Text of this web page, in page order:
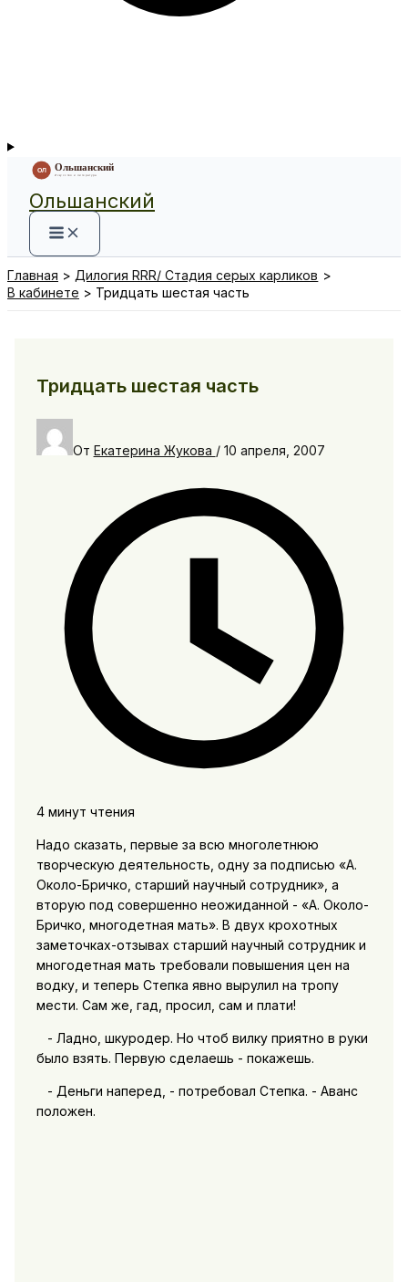
Ольшанский
Главная
Дилогия RRR/ Стадия серых карликов
В кабинете
Тридцать шестая часть
Тридцать шестая часть
От Екатерина Жукова / 10 апреля, 2007
4 минут чтения
Надо сказать, первые за всю многолетнюю
творческую деятельность, одну за подписью «А.
Около-Бричко, старший научный сотрудник», а
вторую под совершенно неожиданной - «А. Около-
Бричко, многодетная мать». В двух крохотных
заметочках-отзывах старший научный сотрудник и
многодетная мать требовали повышения цен на
водку, и теперь Степка явно вырулил на тропу
мести. Сам же, гад, просил, сам и плати!
- Ладно, шкуродер. Но чтоб вилку приятно в руки
было взять. Первую сделаешь - покажешь.
- Деньги наперед, - потребовал Степка. - Аванс
положен.